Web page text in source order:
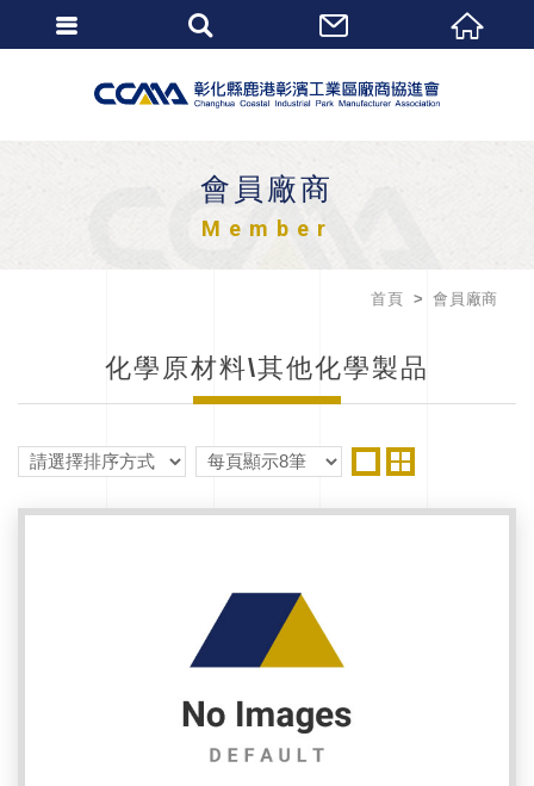
會員廠商
Member
首頁 會員廠商
化學原材料\其他化學製品